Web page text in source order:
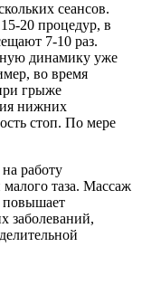
сеансов.
20 процедур, в
7-10 раз.
динамику уже
во время
грыже
нижних
стоп. По мере
работу
таза. Массаж
повышает
заболеваний,